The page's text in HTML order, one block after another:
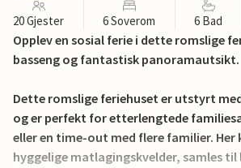
20 Gjester 6 Soverom 6 Bad
Opplev en sosial ferie i dette romslige
basseng og fantastisk panoramautsikt.
Dette romslige feriehuset er utstyrt
og er perfekt for etterlengtede
eller en time-out med flere familier. Her
hyggelige matlagingskvelder, samles